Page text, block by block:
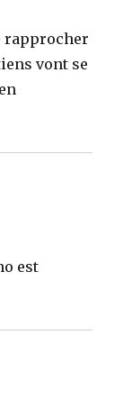
rapprocher
vont se
est